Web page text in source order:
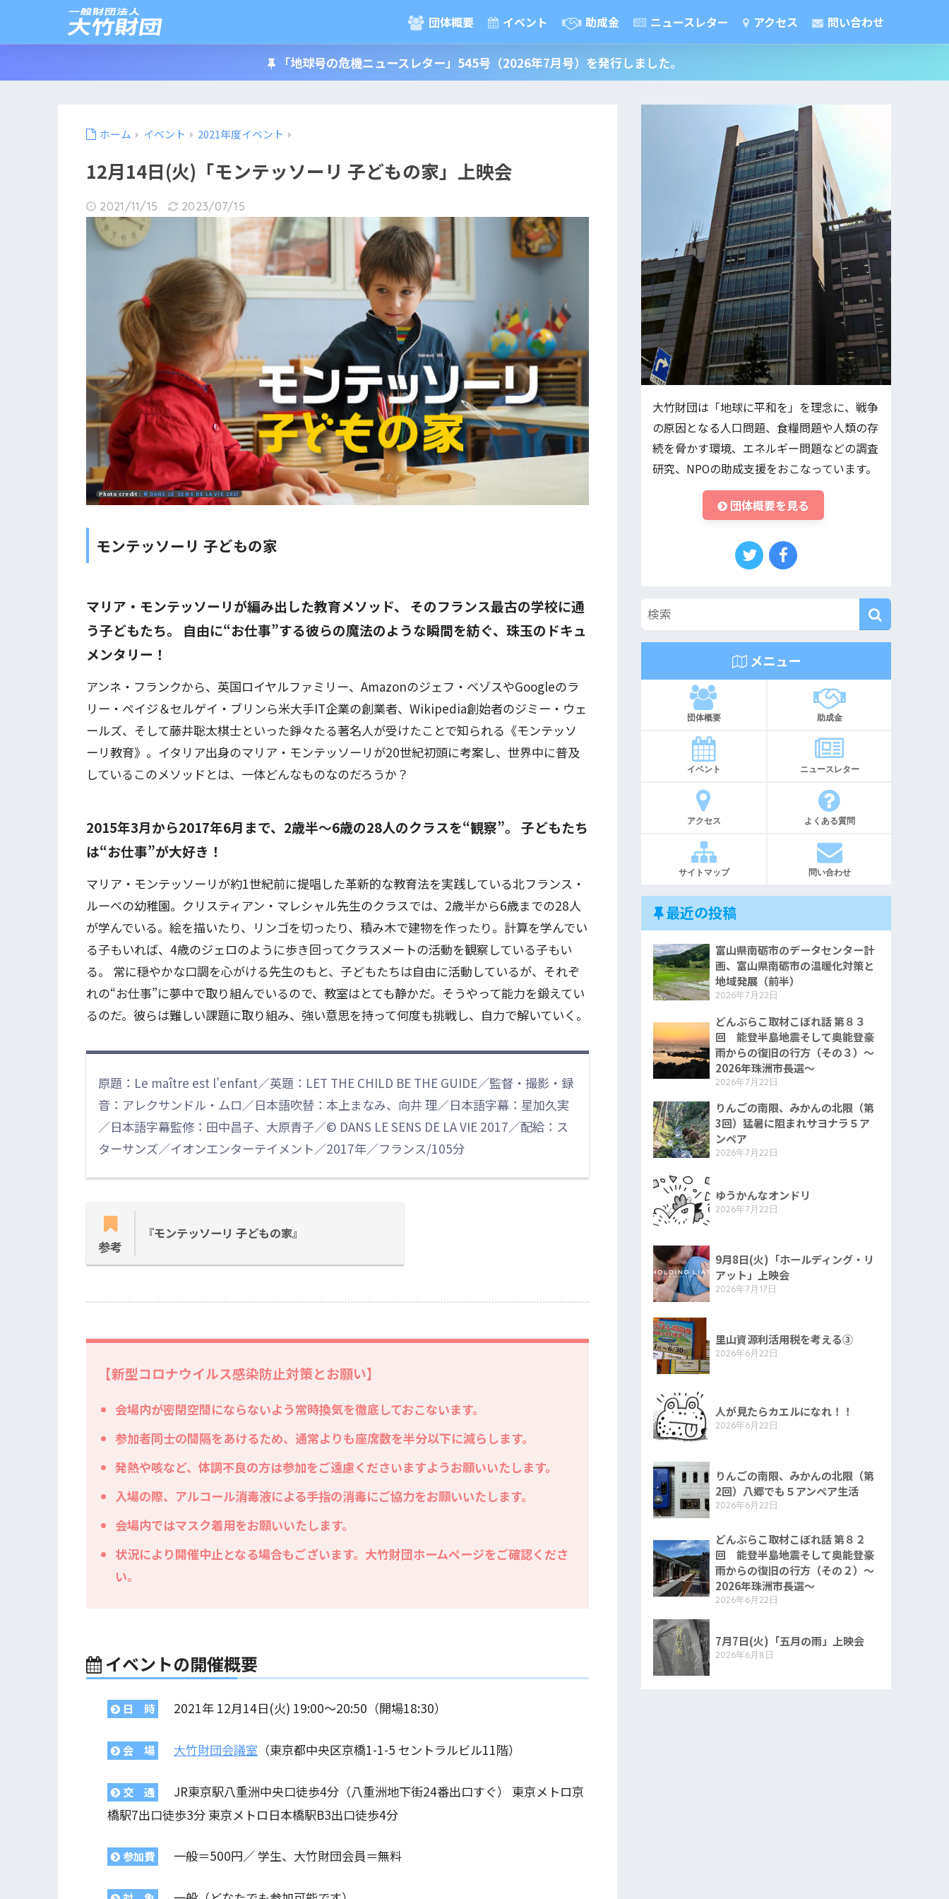
団体概要 イベント 助成金 ニュースレター アクセス 問い合わせ
「地球号の危機ニュースレター」545号（2026年7月号）を発行しました。
ホーム イベント 2021年度イベント
12月14日(火)「モンテッソーリ 子どもの家」上映会
2021/11/15 2023/07/15
Photo credit : © DANS LE SENS DE LA VIE 2017
モンテッソーリ 子どもの家
マリア・モンテッソーリが編み出した教育メソッド、 そのフランス最古の学校に通
う子どもたち。 自由に“お仕事”する彼らの魔法のような瞬間を紡ぐ、珠玉のドキュ
メンタリー！
アンネ・フランクから、英国ロイヤルファミリー、Amazonのジェフ・ベゾスやGoogleのラ
リー・ペイジ＆セルゲイ・ブリンら米大手IT企業の創業者、Wikipedia創始者のジミー・ウェ
ールズ、そして藤井聡太棋士といった錚々たる著名人が受けたことで知られる《モンテッソ
ーリ教育》。イタリア出身のマリア・モンテッソーリが20世紀初頭に考案し、世界中に普及
しているこのメソッドとは、一体どんなものなのだろうか？
2015年3月から2017年6月まで、2歳半～6歳の28人のクラスを“観察”。 子どもたち
は“お仕事”が大好き！
マリア・モンテッソーリが約1世紀前に提唱した革新的な教育法を実践している北フランス・
ルーベの幼稚園。クリスティアン・マレシャル先生のクラスでは、2歳半から6歳までの28人
が学んでいる。絵を描いたり、リンゴを切ったり、積み木で建物を作ったり。計算を学んでい
る子もいれば、4歳のジェロのように歩き回ってクラスメートの活動を観察している子もい
る。 常に穏やかな口調を心がける先生のもと、子どもたちは自由に活動しているが、それぞ
れの“お仕事”に夢中で取り組んでいるので、教室はとても静かだ。そうやって能力を鍛えてい
るのだ。彼らは難しい課題に取り組み、強い意思を持って何度も挑戦し、自力で解いていく。
原題：Le maître est l’enfant／英題：LET THE CHILD BE THE GUIDE／監督・撮影・録
音：アレクサンドル・ムロ／日本語吹替：本上まなみ、向井 理／日本語字幕：星加久実
／日本語字幕監修：田中昌子、大原青子／© DANS LE SENS DE LA VIE 2017／配給：ス
ターサンズ／イオンエンターテイメント／2017年／フランス/105分
参考
『モンテッソーリ 子どもの家』
【新型コロナウイルス感染防止対策とお願い】
会場内が密閉空間にならないよう常時換気を徹底しておこないます。
参加者同士の間隔をあけるため、通常よりも座席数を半分以下に減らします。
発熱や咳など、体調不良の方は参加をご遠慮くださいますようお願いいたします。
入場の際、アルコール消毒液による手指の消毒にご協力をお願いいたします。
会場内ではマスク着用をお願いいたします。
状況により開催中止となる場合もございます。大竹財団ホームページをご確認くださ
い。
イベントの開催概要
日 時 2021年 12月14日(火) 19:00〜20:50（開場18:30）
会 場 大竹財団会議室 （東京都中央区京橋1-1-5 セントラルビル11階）
交 通
JR東京駅八重洲中央口徒歩4分（八重洲地下街24番出口すぐ） 東京メトロ京
橋駅7出口徒歩3分 東京メトロ日本橋駅B3出口徒歩4分
参加費 一般＝500円／ 学生、大竹財団会員＝無料
大竹財団は「地球に平和を」を理念に、戦争
の原因となる人口問題、食糧問題や人類の存
続を脅かす環境、エネルギー問題などの調査
研究、NPOの助成支援をおこなっています。
団体概要を見る
メニュー
団体概要 助成金
イベント ニュースレター
アクセス よくある質問
サイトマップ 問い合わせ
最近の投稿
富山県南砺市のデータセンター計
画、富山県南砺市の温暖化対策と
地域発展（前半）
2026年7月22日
どんぶらこ取材こぼれ話 第８３
回 能登半島地震そして奥能登豪
雨からの復旧の行方（その３）〜
2026年珠洲市長選〜
2026年7月22日
りんごの南限、みかんの北限（第
3回）猛暑に阻まれサヨナラ５ア
ンペア
2026年7月22日
ゆうかんなオンドリ
2026年7月22日
9月8日(火)「ホールディング・リ
アット」上映会
2026年7月17日
里山資源利活用税を考える③
2026年6月22日
人が見たらカエルになれ！！
2026年6月22日
りんごの南限、みかんの北限（第
2回）八郷でも５アンペア生活
2026年6月22日
どんぶらこ取材こぼれ話 第８２
回 能登半島地震そして奥能登豪
雨からの復旧の行方（その２）〜
2026年珠洲市長選〜
2026年6月22日
7月7日(火)「五月の雨」上映会
2026年6月8日